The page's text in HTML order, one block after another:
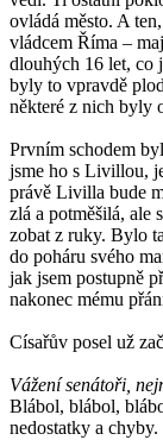
ovládá město. A
vládcem Říma –
dlouhých 16 let, co
byly to vpravdě
některé z nich byly
Prvním schodem
jsme ho s Livillou,
právě Livilla bude
zlá a potměšilá, ale
zobat z ruky. Bylo
do poháru svého
jak jsem postupně
nakonec mému
Císařův posel už
Vážení senátoři,
Blábol, blábol,
nedostatky a